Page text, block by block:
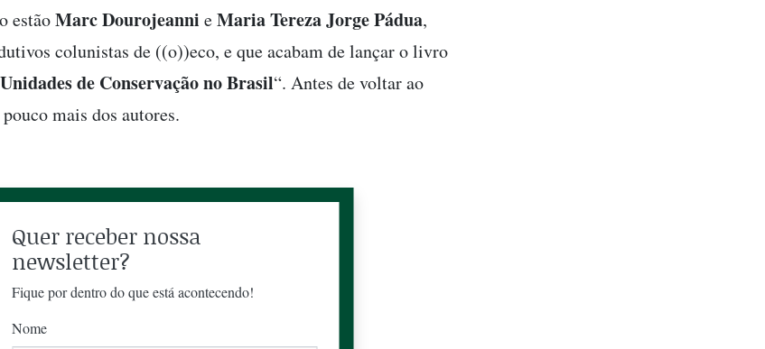
estãoMarc Dourojeanni eMaria Tereza Jorge Pádua,
colunistas de ((o))eco, e que acabam de lançar o livro
de Conservação no Brasil“. Antes de voltar ao
mais dos autores.
Quer receber nossa
newsletter?
Fique por dentro do que está acontecendo!
Nome